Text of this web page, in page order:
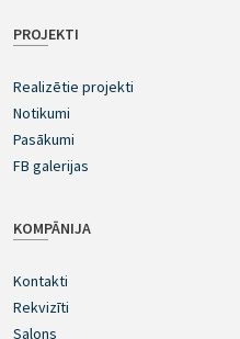
PROJEKTI
Realizētie projekti
Notikumi
Pasākumi
FB galerijas
KOMPĀNIJA
Kontakti
Rekvizīti
Salons